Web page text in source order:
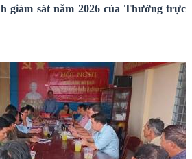
giám sát năm 2026 của Thường trực